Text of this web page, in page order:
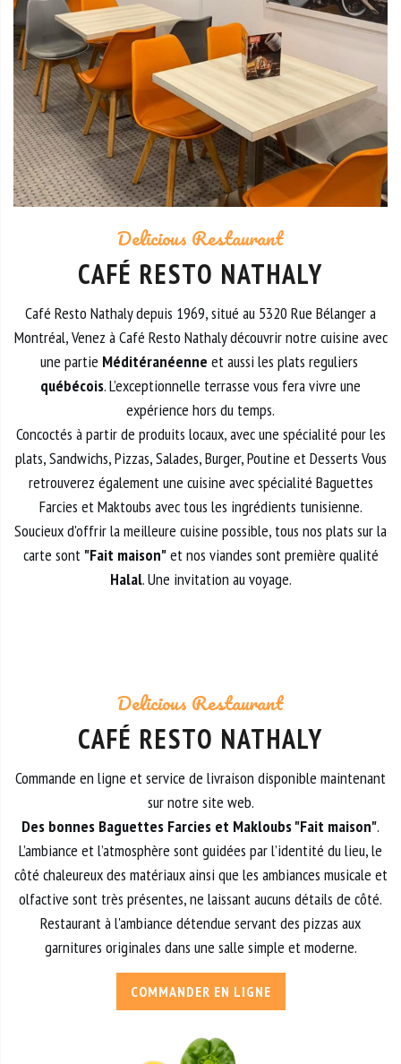
Delicious Restaurant
CAFÉ RESTO NATHALY
Café Resto Nathaly depuis 1969, situé au 5320 Rue Bélanger a
Montréal, Venez à Café Resto Nathaly découvrir notre cuisine avec
une partie Méditéranéenne et aussi les plats reguliers
québécois. L’exceptionnelle terrasse vous fera vivre une
expérience hors du temps.
Concoctés à partir de produits locaux, avec une spécialité pour les
plats, Sandwichs, Pizzas, Salades, Burger, Poutine et Desserts Vous
retrouverez également une cuisine avec spécialité Baguettes
Farcies et Maktoubs avec tous les ingrédients tunisienne.
Soucieux d'offrir la meilleure cuisine possible, tous nos plats sur la
carte sont "Fait maison"et nos viandes sont première qualité
Halal. Une invitation au voyage.
Delicious Restaurant
CAFÉ RESTO NATHALY
Commande en ligne et service de livraison disponible maintenant
sur notre site web.
Des bonnes Baguettes Farcies et Makloubs "Fait maison".
L’ambiance et l’atmosphère sont guidées par l’identité du lieu, le
côté chaleureux des matériaux ainsi que les ambiances musicale et
olfactive sont très présentes, ne laissant aucuns détails de côté.
Restaurant à l'ambiance détendue servant des pizzas aux
garnitures originales dans une salle simple et moderne.
COMMANDER EN LIGNE